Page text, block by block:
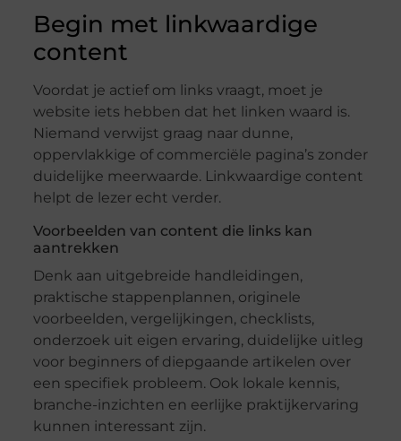
Begin met linkwaardige
content
Voordat je actief om links vraagt, moet je
website iets hebben dat het linken waard is.
Niemand verwijst graag naar dunne,
oppervlakkige of commerciële pagina’s zonder
duidelijke meerwaarde. Linkwaardige content
helpt de lezer echt verder.
Voorbeelden van content die links kan
aantrekken
Denk aan uitgebreide handleidingen,
praktische stappenplannen, originele
voorbeelden, vergelijkingen, checklists,
onderzoek uit eigen ervaring, duidelijke uitleg
voor beginners of diepgaande artikelen over
een specifiek probleem. Ook lokale kennis,
branche-inzichten en eerlijke praktijkervaring
kunnen interessant zijn.